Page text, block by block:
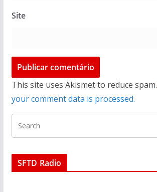
Site
This site uses Akismet to reduce spam.
your comment data is processed.
SFTD Radio